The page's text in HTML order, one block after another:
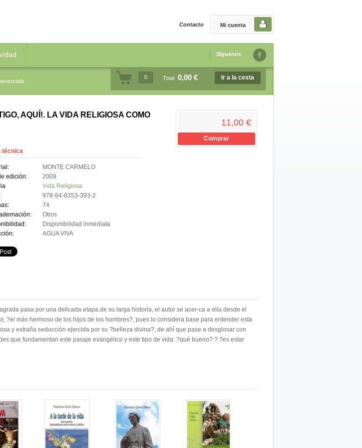
Mi cuenta
Contacto
Síguenos
0 Total 0,00 € Ir a la cesta
AQUÍ!. LA VIDA RELIGIOSA COMO
técnica
MONTE CARMELO
edición:
2009
Vida Religiosa
978-84-8353-393-2
74
Otros
Disponibilidad inmediata
AGUA VIVA
11,00 €
Comprar
pasa por una delicada etapa de su larga historia, el autor se acer-ca a ella desde el
?el más hermoso de los hijos de los hombres?, pues lo considera base para entender esta
y extraña seducción ejercida por su ?belleza divina?, de ahí que pase a desglosar con
que fundamentan este pasaje evangélico y este tipo de vida: ?qué bueno? ? ?es estar